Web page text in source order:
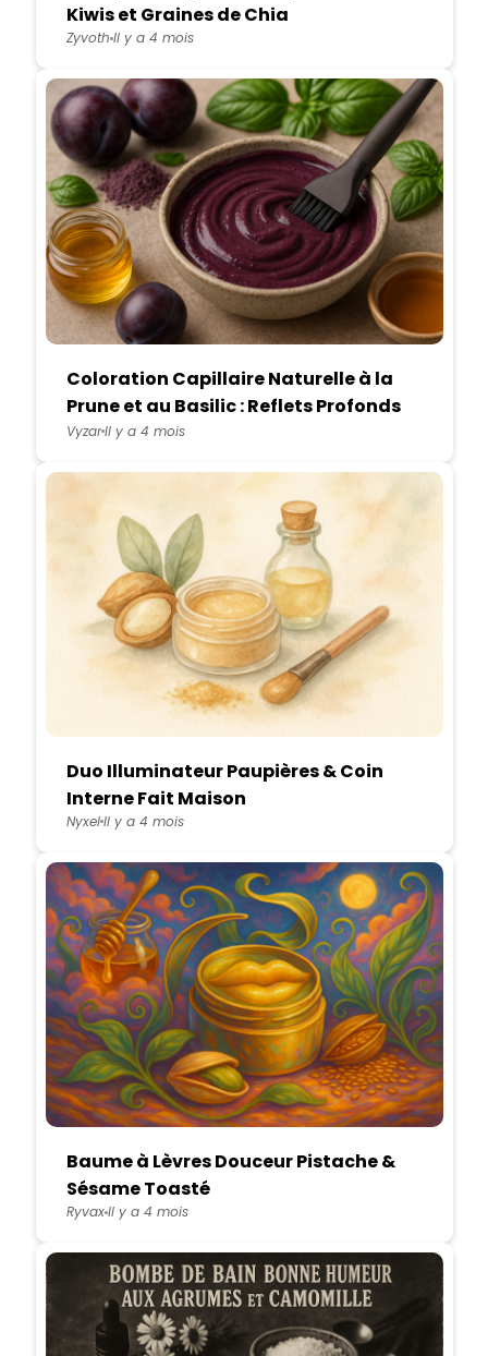
Kiwis et Graines de Chia
Zyvoth Il y a 4 mois
Coloration Capillaire Naturelle à la
Prune et au Basilic : Reflets Profonds
et Brillance Sublime
VyzarIl y a 4 mois
Duo Illuminateur Paupières & Coin
Interne Fait Maison
NyxelIl y a 4 mois
Baume à Lèvres Douceur Pistache &
Sésame Toasté
RyvaxIl y a 4 mois